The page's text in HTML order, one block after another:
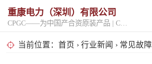
重康电力（深圳）有限公司
当前位置： 首页 › 行业新闻 › 常见故障
固定开架式